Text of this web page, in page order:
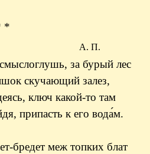
*
А. П.
за бурый лес
скучающий залез,
ключ какой-то там
припасть к его вода́м.
бредет меж топких блат